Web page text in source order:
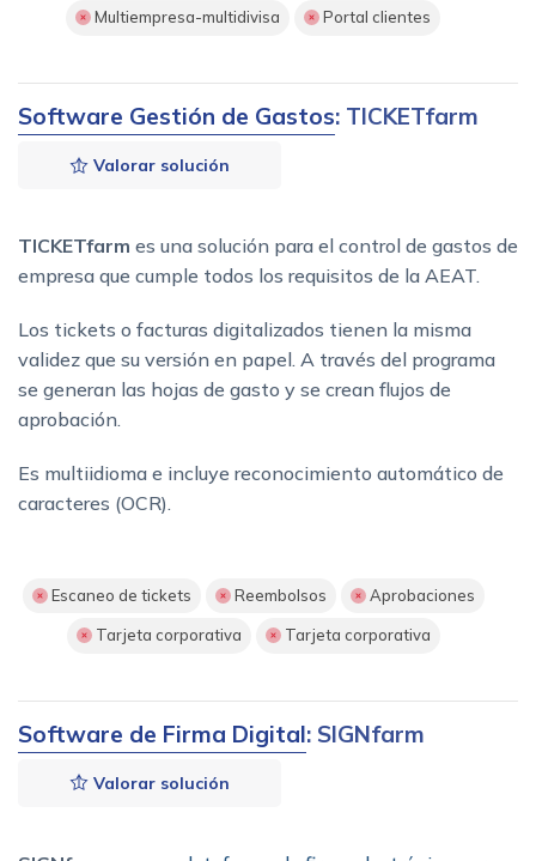
Multiempresa-multidivisa Portal clientes
Software Gestión de Gastos: TICKETfarm
Valorar solución
TICKETfarm es una solución para el control de gastos de
empresa que cumple todos los requisitos de la AEAT.
Los tickets o facturas digitalizados tienen la misma
validez que su versión en papel. A través del programa
se generan las hojas de gasto y se crean flujos de
aprobación.
Es multiidioma e incluye reconocimiento automático de
caracteres (OCR).
Escaneo de tickets Reembolsos Aprobaciones
Tarjeta corporativa Tarjeta corporativa
Software de Firma Digital: SIGNfarm
Valorar solución